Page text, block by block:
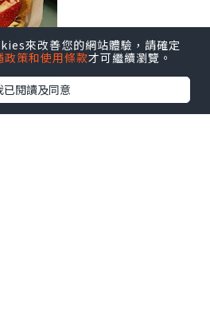
來改善您的網站體驗，請確定
政策和使用條款才可繼續瀏覽。
已閱讀及同意